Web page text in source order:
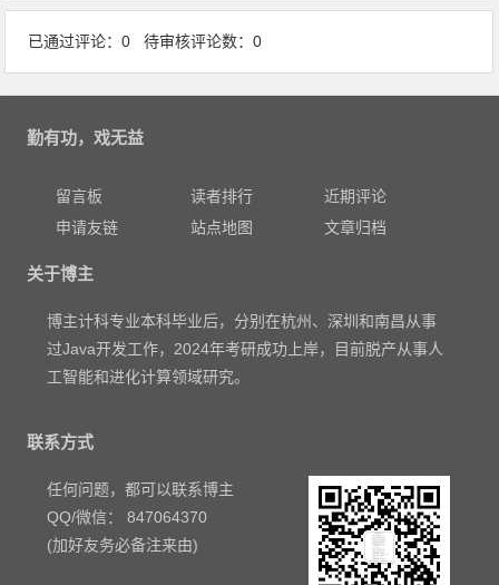
已通过评论：0 待审核评论数：0
勤有功，戏无益
留言板 读者排行
近期评论
申请友链
站点地图 文章归档
关于博主
博主计科专业本科毕业后，分别在杭州、深圳和南昌从事
过Java开发工作，2024年考研成功上岸，目前脱产从事人
工智能和进化计算领域研究。
联系方式
任何问题，都可以联系博主
QQ/微信： 847064370
(加好友务必备注来由)